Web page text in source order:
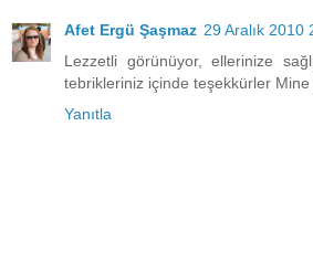
Afet Ergü Şaşmaz 29 Aralık 2010
Lezzetli görünüyor, ellerinize
tebrikleriniz içinde teşekkürler Mine
Yanıtla